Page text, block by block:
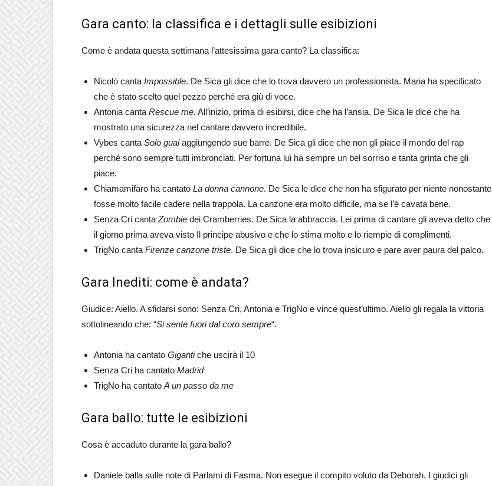
Gara canto: la classifica e i dettagli sulle esibizioni
Come è andata questa settimana l’attesissima gara canto? La classifica:
Nicolò canta Impossible. De Sica gli dice che lo trova davvero un professionista. Maria ha specificato
che è stato scelto quel pezzo perché era giù di voce.
Antonia canta Rescue me. All’inizio, prima di esibirsi, dice che ha l’ansia. De Sica le dice che ha
mostrato una sicurezza nel cantare davvero incredibile.
Vybes canta Solo guaiaggiungendo sue barre. De Sica gli dice che non gli piace il mondo del rap
perché sono sempre tutti imbronciati. Per fortuna lui ha sempre un bel sorriso e tanta grinta che gli
piace.
Chiamamifaro ha cantato La donna cannone. De Sica le dice che non ha sfigurato per niente nonostante
fosse molto facile cadere nella trappola. La canzone era molto difficile, ma se l’è cavata bene.
Senza Cri canta Zombie dei Cramberries. De Sica la abbraccia. Lei prima di cantare gli aveva detto che
il giorno prima aveva visto Il principe abusivo e che lo stima molto e lo riempie di complimenti.
TrigNo canta Firenze canzone triste. De Sica gli dice che lo trova insicuro e pare aver paura del palco.
Gara Inediti: come è andata?
Giudice: Aiello. A sfidarsi sono: Senza Cri, Antonia e TrigNo e vince quest’ultimo. Aiello gli regala la vittoria
sottolineando che: “Si sente fuori dal coro sempre“.
Antonia ha cantato Gigantiche uscirà il 10
Senza Cri ha cantato Madrid
TrigNo ha cantato A un passo da me
Gara ballo: tutte le esibizioni
Cosa è accaduto durante la gara ballo?
Daniele balla sulle note di Parlami di Fasma. Non esegue il compito voluto da Deborah. I giudici gli